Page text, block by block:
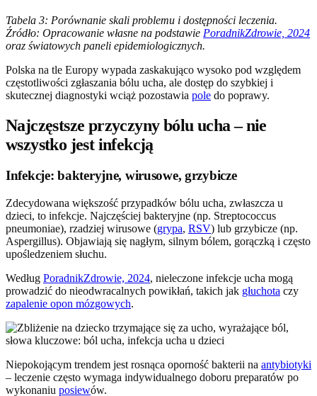
Tabela 3: Porównanie skali problemu i dostępności leczenia.
Źródło: Opracowanie własne na podstawie PoradnikZdrowie, 2024
oraz światowych paneli epidemiologicznych.
Polska na tle Europy wypada zaskakująco wysoko pod względem
częstotliwości zgłaszania bólu ucha, ale dostęp do szybkiej i
skutecznej diagnostyki wciąż pozostawia pole do poprawy.
Najczęstsze przyczyny bólu ucha – nie
wszystko jest infekcją
Infekcje: bakteryjne, wirusowe, grzybicze
Zdecydowana większość przypadków bólu ucha, zwłaszcza u
dzieci, to infekcje. Najczęściej bakteryjne (np. Streptococcus
pneumoniae), rzadziej wirusowe (grypa, RSV) lub grzybicze (np.
Aspergillus). Objawiają się nagłym, silnym bólem, gorączką i często
upośledzeniem słuchu.
Według PoradnikZdrowie, 2024, nieleczone infekcje ucha mogą
prowadzić do nieodwracalnych powikłań, takich jak głuchota czy
zapalenie opon mózgowych.
Niepokojącym trendem jest rosnąca oporność bakterii na antybiotyki
– leczenie często wymaga indywidualnego doboru preparatów po
wykonaniu posiewów.